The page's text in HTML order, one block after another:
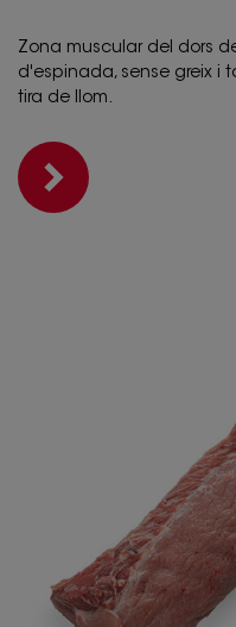
Zona muscular del dors
d'espinada, sense greix i
tira de llom.